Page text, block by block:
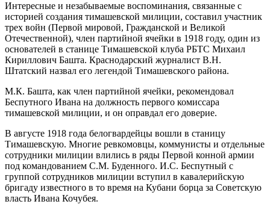
Интересные и незабываемые воспоминания, связанные с
историей создания тимашевской милиции, составил участник
трех войн (Первой мировой, Гражданской и Великой
Отечественной), член партийной ячейки в 1918 году, один из
основателей в станице Тимашевской клуба РБТС Михаил
Кириллович Башта. Краснодарский журналист В.Н.
Штатский назвал его легендой Тимашевского района.
М.К. Башта, как член партийной ячейки, рекомендовал
Беспутного Ивана на должность первого комиссара
тимашевской милиции, и он оправдал его доверие.
В августе 1918 года белогвардейцы вошли в станицу
Тимашевскую. Многие ревкомовцы, коммунисты и отдельные
сотрудники милиции влились в ряды Первой конной армии
под командованием С.М. Буденного. И.С. Беспутный с
группой сотрудников милиции вступил в кавалерийскую
бригаду известного в то время на Кубани борца за Советскую
власть Ивана Кочубея.